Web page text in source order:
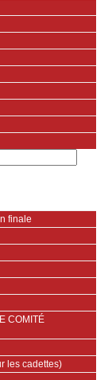
finale
COMITÉ
les cadettes)